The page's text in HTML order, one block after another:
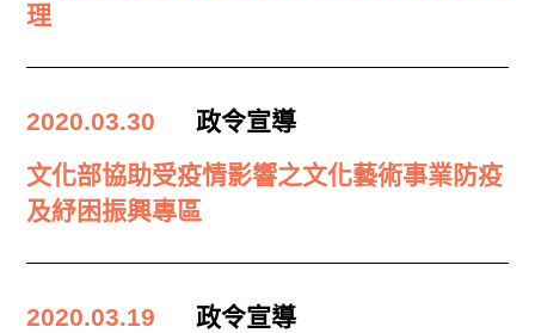
理
2020.03.30
政令宣導
文化部協助受疫情影響之文化藝術事業防疫
及紓困振興專區
2020.03.19
政令宣導